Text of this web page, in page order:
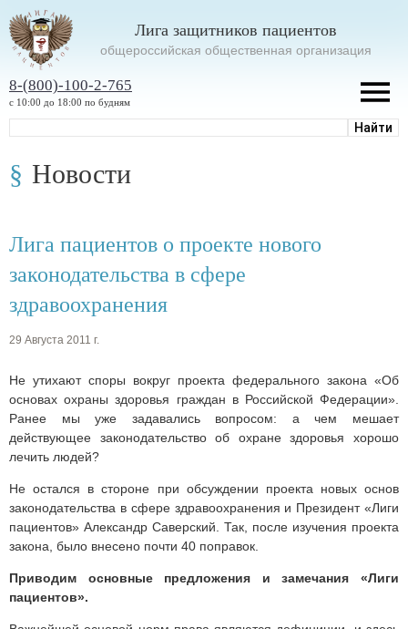
Лига защитников пациентов
oбщероссийская общественная организация
8-(800)-100-2-765
с 10:00 до 18:00 по будням
Новости
Лига пациентов о проекте нового
законодательства в сфере
здравоохранения
29 Августа 2011 г.
Не утихают споры вокруг проекта федерального закона «Об
основах охраны здоровья граждан в Российской Федерации».
Ранее мы уже задавались вопросом: а чем мешает
действующее законодательство об охране здоровья хорошо
лечить людей?
Не остался в стороне при обсуждении проекта новых основ
законодательства в сфере здравоохранения и Президент «Лиги
пациентов» Александр Саверский. Так, после изучения проекта
закона, было внесено почти 40 поправок.
Приводим основные предложения и замечания «Лиги
пациентов».